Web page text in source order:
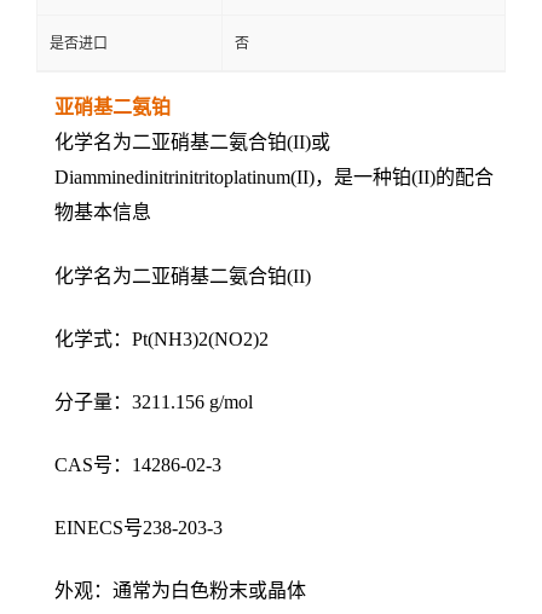
是否进口 否
亚硝基二氨铂
化学名为二亚硝基二氨合铂(II)或
Diamminedinitrinitritoplatinum(II)，是一种铂(II)的配合
物基本信息
化学名为二亚硝基二氨合铂(II)
化学式：Pt(NH3)2(NO2)2
分子量：3211.156 g/mol
CAS号：14286-02-3
EINECS号238-203-3
外观：通常为白色粉末或晶体